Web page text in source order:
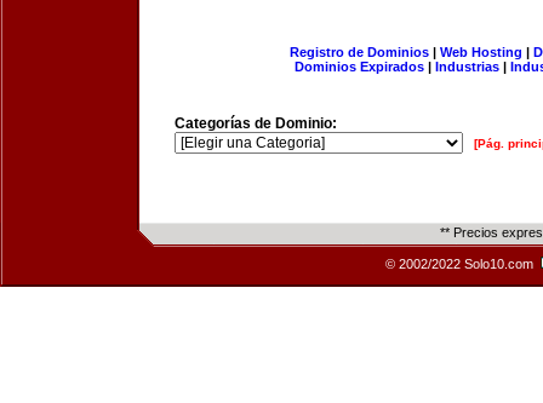
Registro de Dominios| Web Hosting |
Dominios Expirados | Industrias |
Categorías de Dominio:
[Pág.
** Precios
© 2002/2022 Solo10.com